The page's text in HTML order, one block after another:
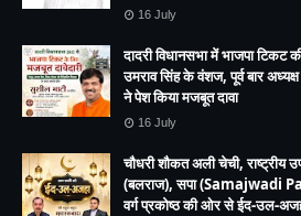
16 July
दादरी विधानसभा में भाजपा टिकट
उमराव सिंह के वंशज, पूर्व बार
ने पेश किया मजबूत दावा
16 July
चौधरी शौकत अली चेची, राष्ट्रीय
(बलराज), सपा (Samajwadi
वर्ग प्रकोष्ठ की ओर से ईद-उल-